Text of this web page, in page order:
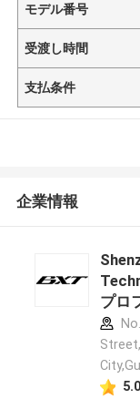
モデル番号
受渡し時間
支払条件
企業情報
プロ
5.0